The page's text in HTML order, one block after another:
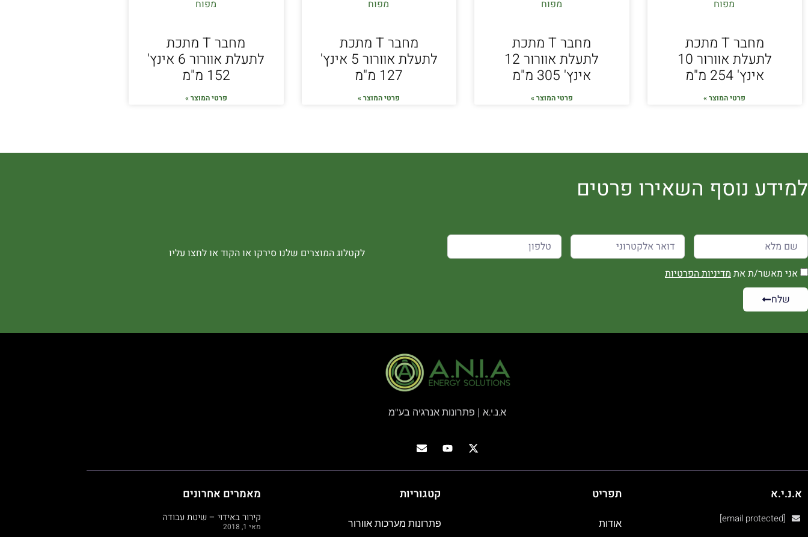
מחבר T מתכת
לתעלת אוורור 10
אינץ' 254 מ"מ
פרטי המוצר »
מחבר T מתכת
לתעלת אוורור 12
אינץ' 305 מ"מ
פרטי המוצר »
מחבר T מתכת
לתעלת אוורור 5 אינץ'
127 מ"מ
פרטי המוצר »
מחבר T מתכת
לתעלת אוורור 6 אינץ'
152 מ"מ
פרטי המוצר »
למידע נוסף השאירו פרטים
אני מאשר/ת את מדיניות הפרטיות
שלח
לקטלוג המוצרים שלנו סירקו או הקוד או לחצו עליו
א.נ.י.א | פתרונות אנרגיה בע"מ
א.נ.י.א
[email protected]
תפריט
אודות
קטגוריות
פתרונות מערכות אוורור
מאמרים אחרונים
קירור באידוי – שיטת עבודה
מאי 1, 2018